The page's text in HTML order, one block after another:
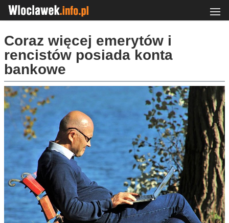
Coraz więcej emerytów i
rencistów posiada konta
bankowe